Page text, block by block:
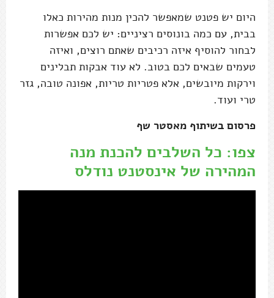
היום יש פטנט שמאפשר להכין מנות מהירות כאלו
בבית, עם כמה בונוסים רציניים: יש לכם אפשרות
לבחור להוסיף איזה רכיבים שאתם רוצים, ואיזה
טעמים שבאים לכם בטוב. לא עוד אבקות תבלינים
וירקות מיובשים, אלא פטריות טריות, אפונה טובה, גזר
טרי ועוד.
פרסום בשיתוף מאסטר שף
צפו: כל השלבים להכנת מנה
המהירה של אינסטנט נודלס